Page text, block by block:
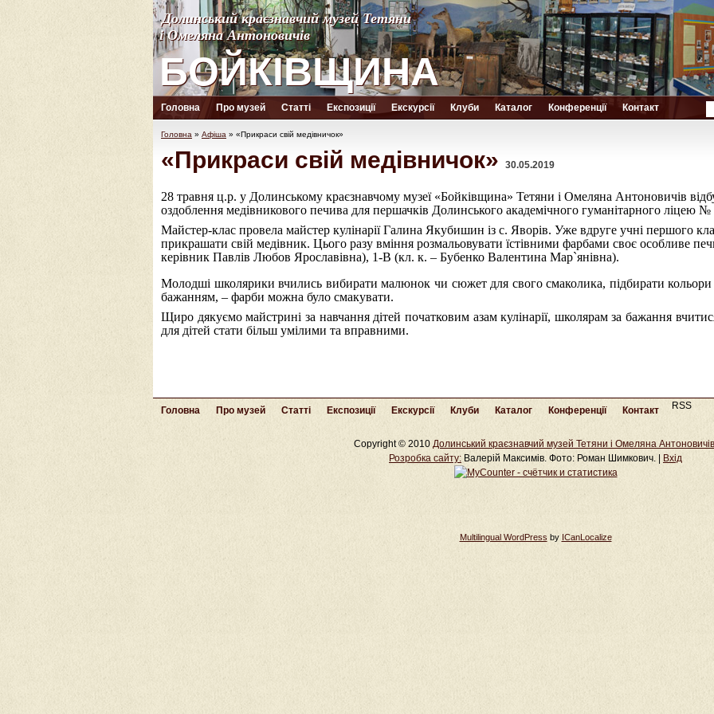
Долинський краєзнавчий музей Тетяни
і Омеляна Антоновичів
БОЙКІВЩИНА
Долинський краєзнавчий музей Тетяни
і Омеляна Антоновичів
БОЙКІВЩИНА
Головна Про музей Статті Експозиції Екскурсії Клуби Каталог Конференції Контакт
Головна » Афіша » «Прикраси свій медівничок»
«Прикраси свій медівничок» 30.05.2019
28 травня ц.р. у Долинському краєзнавчому музеї «Бойківщина» Тетяни і Омеляна Антоновичів
оздоблення медівникового печива для першачків Долинського академічного гуманітарного ліцею №
Майстер-клас провела майстер кулінарії Галина Якубишин із с. Яворів. Уже вдруге учні першого
прикрашати свій медівник. Цього разу вміння розмальовувати їстівними фарбами своє особливе
керівник Павлів Любов Ярославівна), 1-В (кл. к. – Бубенко Валентина Мар`янівна).
Молодші школярики вчились вибирати малюнок чи сюжет для свого смаколика, підбирати
бажанням, – фарби можна було смакувати.
Щиро дякуємо майстрині за навчання дітей початковим азам кулінарії, школярам за бажання
для дітей стати більш умілими та вправними.
Головна Про музей Статті Експозиції Екскурсії Клуби Каталог Конференції Контакт RSS
Copyright © 2010 Долинський краєзнавчий музей Тетяни і Омеляна Антоновичів
Розробка cайту: Валерій Максимів. Фото: Роман Шимкович. | Вхід
Multilingual WordPress by ICanLocalize